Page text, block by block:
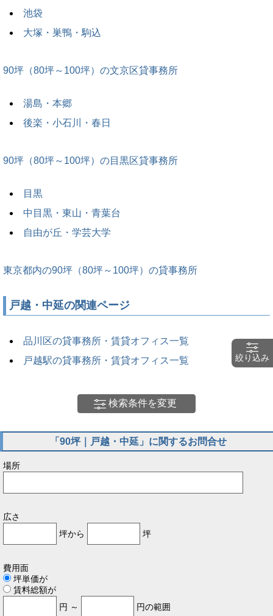
池袋
大塚・巣鴨・駒込
90坪（80坪～100坪）の文京区貸事務所
湯島・本郷
後楽・小石川・春日
90坪（80坪～100坪）の目黒区貸事務所
目黒
中目黒・東山・青葉台
自由が丘・学芸大学
東京都内の90坪（80坪～100坪）の貸事務所
戸越・中延の関連ページ
品川区の貸事務所・賃貸オフィス一覧
戸越駅の貸事務所・賃貸オフィス一覧
検索条件を変更
絞り込み
「90坪｜戸越・中延」に関するお問合せ
場所
広さ
坪から
坪
費用面
坪単価が
賃料総額が
円 ～
円の範囲